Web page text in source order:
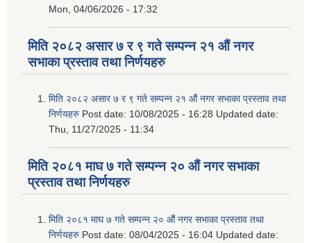
Mon, 04/06/2026 - 17:32
मिति २०८२ असार ७ र ९ गते सम्पन्न २१ औं नगर
सभाका प्रस्ताव तथा निर्णयहरु
मिति २०८२ असार ७ र ९ गते सम्पन्न २१ औं नगर सभाका प्रस्ताव तथा
निर्णयहरु Post date: 10/08/2025 - 16:28 Updated date:
Thu, 11/27/2025 - 11:34
मिति २०८१ माघ ७ गते सम्पन्न २० औं नगर सभाका
प्रस्ताव तथा निर्णयहरु
मिति २०८१ माघ ७ गते सम्पन्न २० औं नगर सभाका प्रस्ताव तथा
निर्णयहरु Post date: 08/04/2025 - 16:04 Updated date: